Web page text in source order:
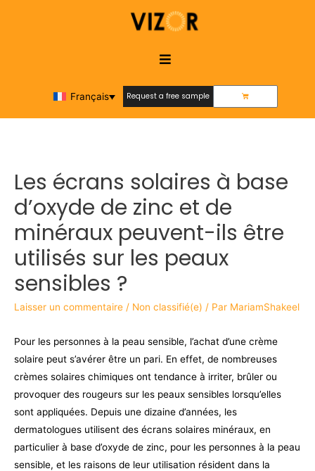
Français
Request a free sample
Request a free sample
Les écrans solaires à base
d’oxyde de zinc et de
minéraux peuvent-ils être
utilisés sur les peaux
sensibles ?
Laisser un commentaire / Non classifié(e) / Par MariamShakeel
Pour les personnes à la peau sensible, l’achat d’une crème
solaire peut s’avérer être un pari. En effet, de nombreuses
crèmes solaires chimiques ont tendance à irriter, brûler ou
provoquer des rougeurs sur les peaux sensibles lorsqu’elles
sont appliquées. Depuis une dizaine d’années, les
dermatologues utilisent des écrans solaires minéraux, en
particulier à base d’oxyde de zinc, pour les personnes à la peau
sensible, et les raisons de leur utilisation résident dans la